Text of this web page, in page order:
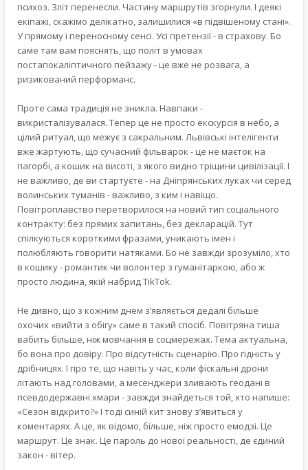
психоз. Зліт перенесли. Частину маршрутів згорнули. І деякі
екіпажі, скажімо делікатно, залишилися «в підвішеному стані».
У прямому і переносному сенсі. Усі претензії - в страхову. Бо
саме там вам пояснять, що політ в умовах
постапокаліптичного пейзажу - це вже не розвага, а
ризикований перформанс.
Проте сама традиція не зникла. Навпаки -
викристалізувалася. Тепер це не просто екскурсія в небо, а
цілий ритуал, що межує з сакральним. Львівські інтелігенти
вже жартують, що сучасний фільварок - це не маєток на
пагорбі, а кошик на висоті, з якого видно тріщини цивілізації. І
не важливо, де ви стартуєте - на Дніпрянських луках чи серед
волинських туманів - важливо, з ким і навіщо.
Повітроплавство перетворилося на новий тип соціального
контракту: без прямих запитань, без декларацій. Тут
спілкуються короткими фразами, уникають імен і
полюбляють говорити натяками. Бо не завжди зрозуміло, хто
в кошику - романтик чи волонтер з гуманітаркою, або ж
просто людина, якій набрид TikTok.
Не дивно, що з кожним днем з’являється дедалі більше
охочих «вийти з обігу» саме в такий спосіб. Повітряна тиша
вабить більше, ніж мовчання в соцмережах. Тема актуальна,
бо вона про довіру. Про відсутність сценарію. Про гідність у
дрібницях. І про те, що навіть у час, коли фіскальні дрони
літають над головами, а месенджери зливають геодані в
псевдодержавні хмари - завжди знайдеться той, хто напише:
«Сезон відкрито?» І тоді синій кит знову з’явиться у
коментарях. А це, як відомо, більше, ніж просто емодзі. Це
маршрут. Це знак. Це пароль до нової реальності, де єдиний
закон - вітер.